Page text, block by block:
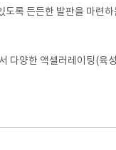
록 든든한 발판을 마련
다양한 액셀러레이팅(육